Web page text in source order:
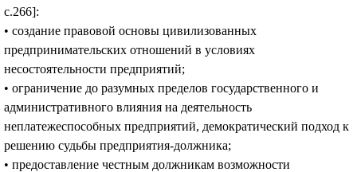
с.266]:
• создание правовой основы цивилизованных
предпринимательских отношений в условиях
несостоятельности предприятий;
• ограничение до разумных пределов государственного и
административного влияния на деятельность
неплатежеспособных предприятий, демократический подход к
решению судьбы предприятия-должника;
• предоставление честным должникам возможности